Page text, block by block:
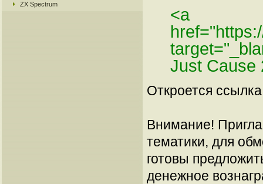
ZX Spectrum
<a
Just Cause
Откроется
Внимание!
тематики, для
готовы
денежное